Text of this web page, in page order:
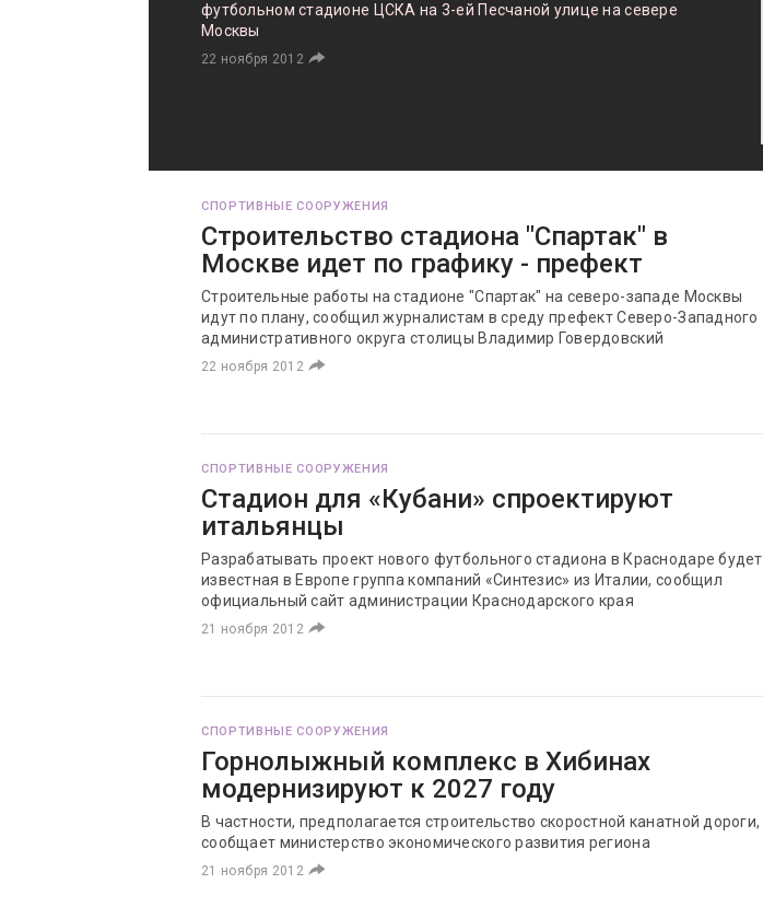
футбольном стадионе ЦСКА на 3-ей Песчаной улице на севере
Москвы
22 ноября 2012
СПОРТИВНЫЕ СООРУЖЕНИЯ
Строительство стадиона "Спартак" в
Москве идет по графику - префект
Строительные работы на стадионе "Спартак" на северо-западе Москвы
идут по плану, сообщил журналистам в среду префект Северо-Западного
административного округа столицы Владимир Говердовский
22 ноября 2012
СПОРТИВНЫЕ СООРУЖЕНИЯ
Стадион для «Кубани» спроектируют
итальянцы
Разрабатывать проект нового футбольного стадиона в Краснодаре будет
известная в Европе группа компаний «Синтезис» из Италии, сообщил
официальный сайт администрации Краснодарского края
21 ноября 2012
СПОРТИВНЫЕ СООРУЖЕНИЯ
Горнолыжный комплекс в Хибинах
модернизируют к 2027 году
В частности, предполагается строительство скоростной канатной дороги,
сообщает министерство экономического развития региона
21 ноября 2012